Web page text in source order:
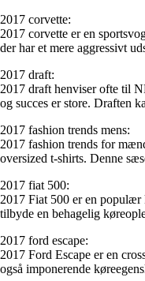
2017 corvette:
2017 corvette er en
der har et mere aggressivt
2017 draft:
2017 draft henviser ofte til
og succes er store. Draften
2017 fashion trends mens:
2017 fashion trends for
oversized t-shirts. Denne
2017 fiat 500:
2017 Fiat 500 er en
tilbyde en behagelig
2017 ford escape:
2017 Ford Escape er en
også imponerende